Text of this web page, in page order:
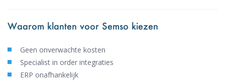
Waarom klanten voor Semso kiezen
Geen onverwachte kosten
Specialist in order integraties
ERP onafhankelijk